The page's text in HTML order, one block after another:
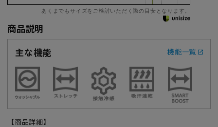
あくまでもサイズをご検討いただく際の目安となります。
商品説明
主な機能
機能一覧
【商品詳細】